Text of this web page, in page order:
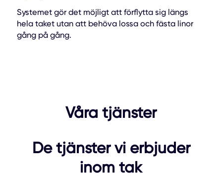
Systemet gör det möjligt att förflytta sig längs
hela taket utan att behöva lossa och fästa linor
gång på gång.
Våra tjänster
De tjänster vi erbjuder
inom tak